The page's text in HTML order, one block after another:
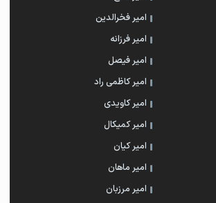
امیر فخرالدین
امیر فرزانه
امیر فیصل
امیر کاظمی راد
امیر کاویدی
امیر کمیکال
امیر کیان
امیر ماهان
امیر مرزبان